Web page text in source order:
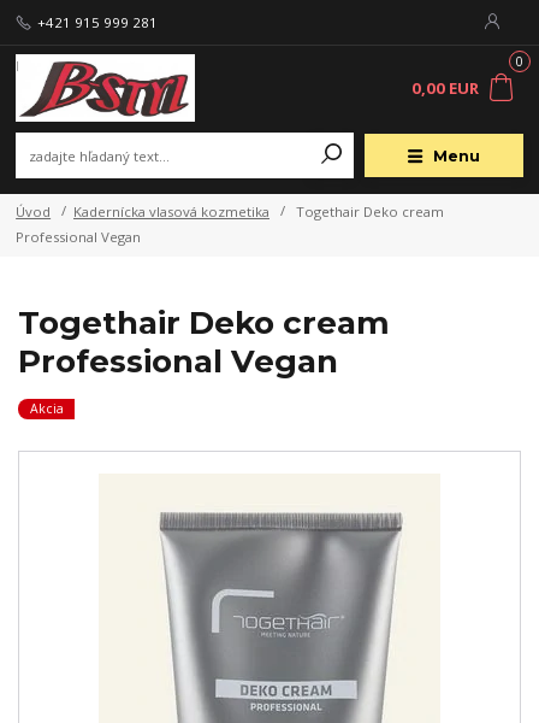
Menu
+421 915 999 281
0
0,00 EUR
Úvod Kadernícka vlasová kozmetika
Togethair Deko cream
Professional Vegan
Togethair Deko cream
Professional Vegan
Akcia